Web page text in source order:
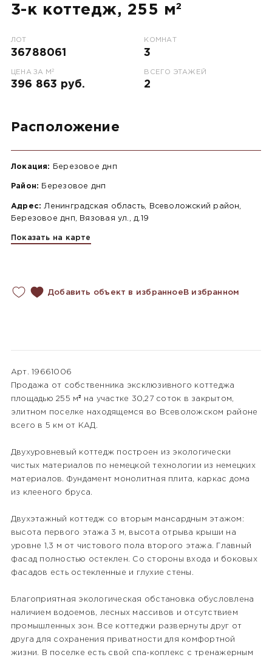
3-к коттедж, 255 м²
ЛОТ
36788061
КОМНАТ
3
ЦЕНА ЗА М 2
396 863 руб.
ВСЕГО ЭТАЖЕЙ
2
Расположение
Локация: Березовое днп
Район: Березовое днп
Адрес:
Ленинградская область, Всеволожский район,
Березовое днп, Вязовая ул., д.19
Показать на карте
Добавить объект в избранное В избранном
Арт. 19661006
Продажа от собственника эксклюзивного коттеджа
площадью 255 м² на участке 30,27 соток в закрытом,
элитном поселке находящемся во Всеволожском районе
всего в 5 км от КАД.
Двухуровневый коттедж построен из экологически
чистых материалов по немецкой технологии из немецких
материалов. Фундамент монолитная плита, каркас дома
из клееного бруса.
Двухэтажный коттедж со вторым мансардным этажом:
высота первого этажа 3 м, высота отрыва крыши на
уровне 1,3 м от чистового пола второго этажа. Главный
фасад полностью остеклен. Со стороны входа и боковых
фасадов есть остекленные и глухие стены.
Благоприятная экологическая обстановка обусловлена
наличием водоемов, лесных массивов и отсутствием
промышленных зон. Все коттеджи развернуты друг от
друга для сохранения приватности для комфортной
жизни. В поселке есть свой спа-коплекс с тренажерным